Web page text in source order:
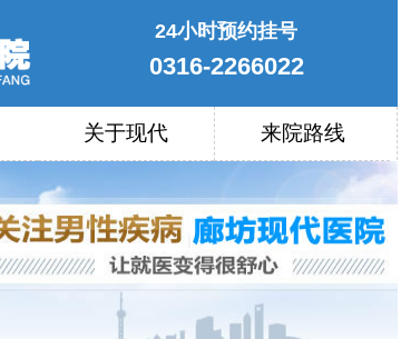
24小时预约挂号
0316-2266022
关于现代 来院路线